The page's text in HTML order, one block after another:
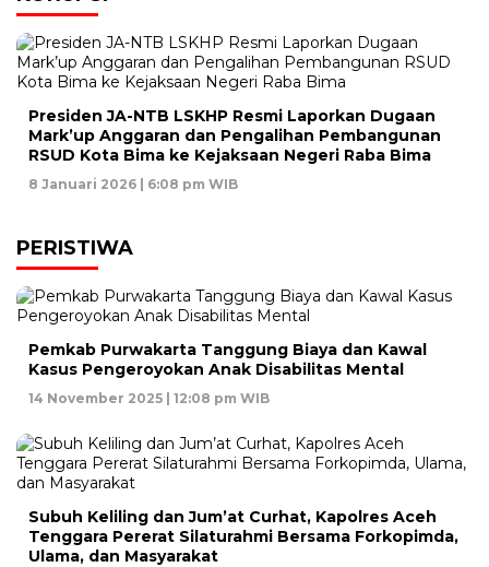
Presiden JA-NTB LSKHP Resmi Laporkan Dugaan
Mark’up Anggaran dan Pengalihan Pembangunan
RSUD Kota Bima ke Kejaksaan Negeri Raba Bima
8 Januari 2026 | 6:08 pm WIB
PERISTIWA
Pemkab Purwakarta Tanggung Biaya dan Kawal
Kasus Pengeroyokan Anak Disabilitas Mental
14 November 2025 | 12:08 pm WIB
Subuh Keliling dan Jum’at Curhat, Kapolres Aceh
Tenggara Pererat Silaturahmi Bersama Forkopimda,
Ulama, dan Masyarakat